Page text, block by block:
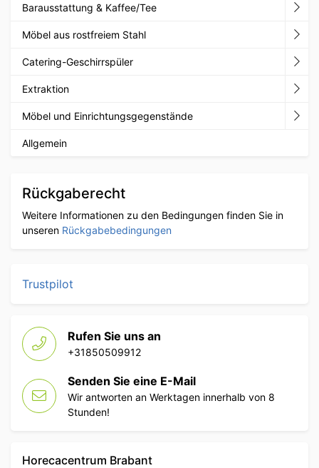
Barausstattung & Kaffee/Tee
Möbel aus rostfreiem Stahl
Catering-Geschirrspüler
Extraktion
Möbel und Einrichtungsgegenstände
Allgemein
Rückgaberecht
Weitere Informationen zu den Bedingungen finden Sie in
unseren Rückgabebedingungen
Trustpilot
Rufen Sie uns an
+31850509912
Senden Sie eine E-Mail
Wir antworten an Werktagen innerhalb von 8
Stunden!
Horecacentrum Brabant